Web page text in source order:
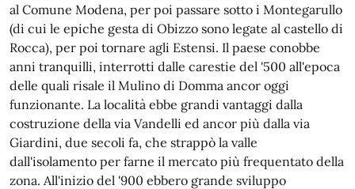
al Comune Modena, per poi passare sotto i Montegarullo
(di cui le epiche gesta di Obizzo sono legate al castello di
Rocca), per poi tornare agli Estensi. Il paese conobbe
anni tranquilli, interrotti dalle carestie del '500 all'epoca
delle quali risale il Mulino di Domma ancor oggi
funzionante. La località ebbe grandi vantaggi dalla
costruzione della via Vandelli ed ancor più dalla via
Giardini, due secoli fa, che strappò la valle
dall'isolamento per farne il mercato più frequentato della
zona. All'inizio del '900 ebbero grande sviluppo